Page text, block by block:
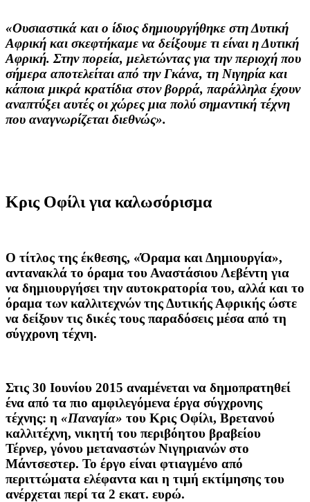
«Ουσιαστικά και ο ίδιος δημιουργήθηκε στη Δυτική
Αφρική και σκεφτήκαμε να δείξουμε τι είναι η Δυτική
Αφρική. Στην πορεία, μελετώντας για την περιοχή που
σήμερα αποτελείται από την Γκάνα, τη Νιγηρία και
κάποια μικρά κρατίδια στον βορρά, παράλληλα έχουν
αναπτύξει αυτές οι χώρες μια πολύ σημαντική τέχνη
που αναγνωρίζεται διεθνώς».
Κρις Οφίλι για καλωσόρισμα
Ο τίτλος της έκθεσης, «Όραμα και Δημιουργία»,
αντανακλά το όραμα του Αναστάσιου Λεβέντη για
να δημιουργήσει την αυτοκρατορία του, αλλά και το
όραμα των καλλιτεχνών της Δυτικής Αφρικής ώστε
να δείξουν τις δικές τους παραδόσεις μέσα από τη
σύγχρονη τέχνη.
Στις 30 Ιουνίου 2015 αναμένεται να δημοπρατηθεί
ένα από τα πιο αμφιλεγόμενα έργα σύγχρονης
τέχνης: η «Παναγία» του Κρις Οφίλι, Βρετανού
καλλιτέχνη, νικητή του περιβόητου βραβείου
Τέρνερ, γόνου μεταναστών Νιγηριανών στο
Μάντσεστερ. Το έργο είναι φτιαγμένο από
περιττώματα ελέφαντα και η τιμή εκτίμησης του
ανέρχεται περί τα 2 εκατ. ευρώ.